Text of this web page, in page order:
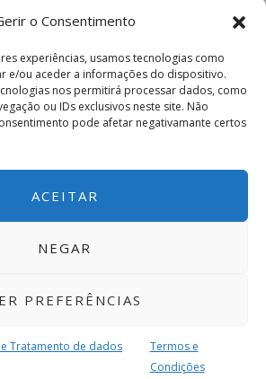
o Consentimento
experiências, usamos tecnologias como
e/ou aceder a informações do dispositivo.
nos permitirá processar dados, como
ou IDs exclusivos neste site. Não
pode afetar negativamante certos
ACEITAR
NEGAR
PREFERÊNCIAS
Tratamento de dados
Termos e
Condições